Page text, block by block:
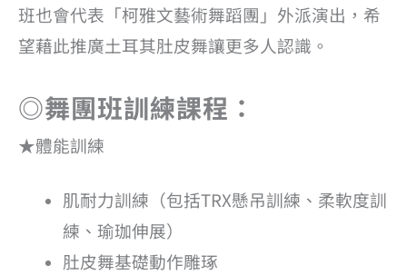
班也會代表「柯雅文藝術舞蹈團」外派演出，希
望藉此推廣土耳其肚皮舞讓更多人認識。
◎舞團班訓練課程：
★體能訓練
肌耐力訓練（包括TRX懸吊訓練、柔軟度訓
練、瑜珈伸展）
肚皮舞基礎動作雕琢